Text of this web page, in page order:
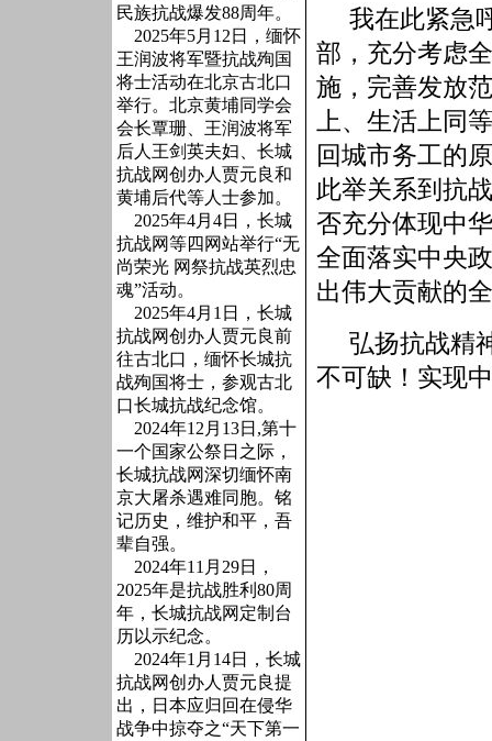
民族抗战爆发88周年。
2025年5月12日，缅怀
王润波将军暨抗战殉国
将士活动在北京古北口
举行。北京黄埔同学会
会长覃珊、王润波将军
后人王剑英夫妇、长城
抗战网创办人贾元良和
黄埔后代等人士参加。
2025年4月4日，长城
抗战网等四网站举行“无
尚荣光 网祭抗战英烈忠
魂”活动。
2025年4月1日，长城
抗战网创办人贾元良前
往古北口，缅怀长城抗
战殉国将士，参观古北
口长城抗战纪念馆。
2024年12月13日,第十
一个国家公祭日之际，
长城抗战网深切缅怀南
京大屠杀遇难同胞。铭
记历史，维护和平，吾
辈自强。
2024年11月29日，
2025年是抗战胜利80周
年，长城抗战网定制台
历以示纪念。
2024年1月14日，长城
抗战网创办人贾元良提
出，日本应归回在侵华
战争中掠夺之“天下第一
我在此紧急
部，充分考虑
施，完善发放
上、生活上同
回城市务工的
此举关系到抗
否充分体现中
全面落实中央
出伟大贡献的
弘扬抗战精
不可缺！实现